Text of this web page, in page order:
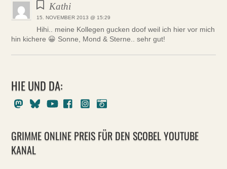
Kathi
15. NOVEMBER 2013 @ 15:29
Hihi.. meine Kollegen gucken doof weil ich hier vor mich
hin kichere 😀 Sonne, Mond & Sterne.. sehr gut!
HIE UND DA:
MastodonBlueskyYoutubeFacebookInstagram
GRIMME ONLINE PREIS FÜR DEN SCOBEL YOUTUBE
KANAL